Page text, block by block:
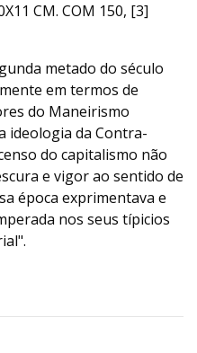
CM. COM 150, [3]
metado do século
em termos de
do Maneirismo
ideologia da Contra-
do capitalismo não
e vigor ao sentido de
época exprimentava e
nos seus típicios